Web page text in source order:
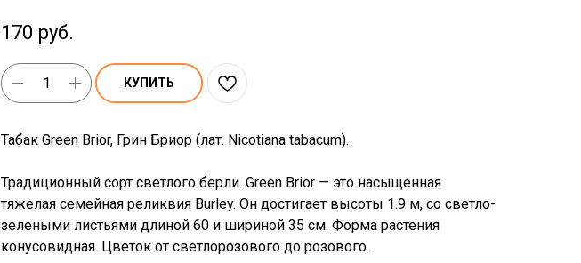
170 руб.
КУПИТЬ
Табак Green Brior, Грин Бриор (лат. Nicotiana tabacum).
Традиционный сорт светлого берли. Green Brior — это насыщенная
тяжелая семейная реликвия Burley. Он достигает высоты 1.9 м, со светло-
зелеными листьями длиной 60 и шириной 35 см. Форма растения
конусовидная. Цветок от светлорозового до розового.